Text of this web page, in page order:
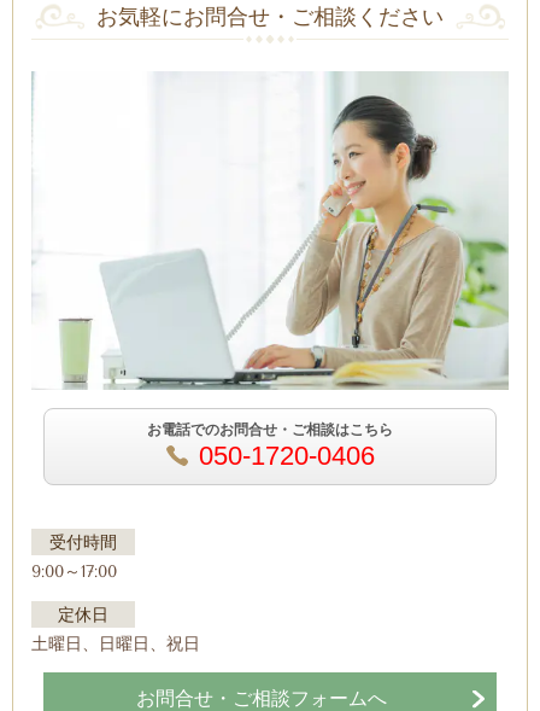
お気軽にお問合せ・ご相談ください
お電話でのお問合せ・ご相談はこちら
050-1720-0406
受付時間
9:00～17:00
定休日
土曜日、日曜日、祝日
お問合せ・ご相談フォームへ